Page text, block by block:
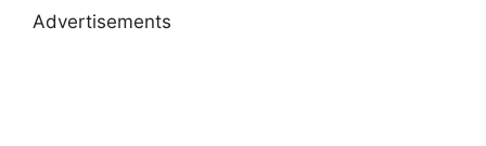
Advertisements